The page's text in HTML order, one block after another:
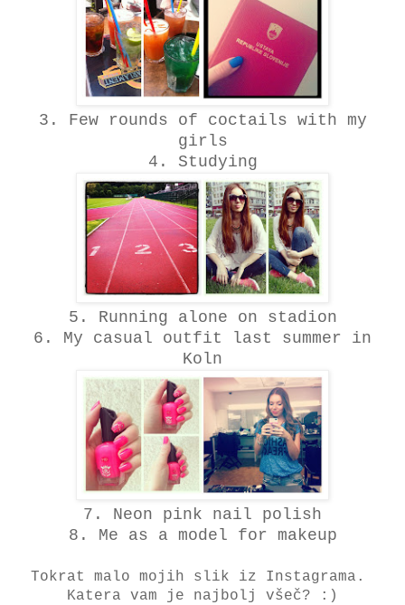
3. Few rounds of coctails with my
girls
4. Studying
5. Running alone on stadion
6. My casual outfit last summer in
Koln
7. Neon pink nail polish
8. Me as a model for makeup
Tokrat malo mojih slik iz Instagrama.
Katera vam je najbolj všeč? :)